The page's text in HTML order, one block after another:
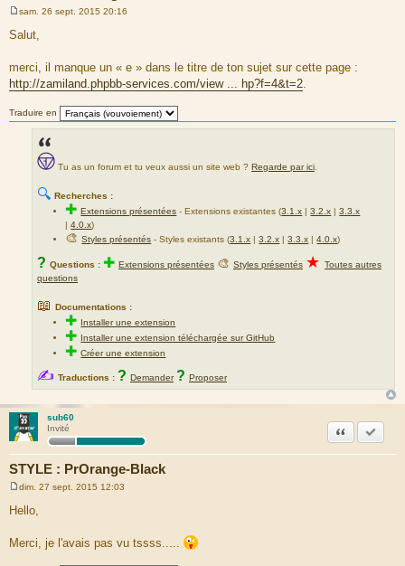
e
s
g
e
sam. 26 sept. 2015 20:16
Salut,
merci, il manque un « e » dans le titre de ton sujet sur cette page :
http://zamiland.phpbb-services.com/view ... hp?f=4&t=2
Traduire en
Tu as un forum et tu veux aussi un site web ? Regarde par ici
🔍 Recherches :
✚Extensions présentées -Extensions existantes (3.1.x |3.2.x |3.3.x
|4.0.x)
🎨Styles présentés - Styles existants (3.1.x |3.2.x |3.3.x |4.0.x)
? Questions : ✚ Extensions présentées 🎨 Styles présentés ★ Toutes autres
questions
📖 Documentations :
✚ Installer une extension
✚ Installer une extension téléchargée sur GitHub
✚Créer une extension
✍ Traductions : ? Demander ? Proposer
sub60
Invité
STYLE : PrOrange-Black
Citation
e
s
g
dim. 27 sept. 2015 12:03
Hello,
Merci, je l'avais pas vu tssss.....